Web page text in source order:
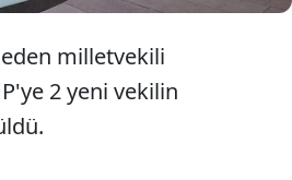
milletvekili
2 yeni vekilin